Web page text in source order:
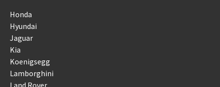
Honda
Hyundai
Jaguar
Kia
Koenigsegg
Lamborghini
Land Rover